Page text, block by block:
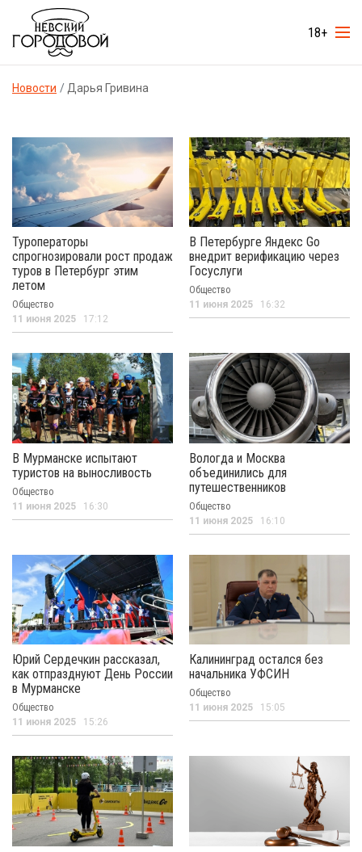
18+
Новости Дарья Гривина
Туроператоры
спрогнозировали рост продаж
туров в Петербург этим
летом
Общество
11 июня 2025 17:12
В Петербурге Яндекс Go
внедрит верификацию через
Госуслуги
Общество
11 июня 2025 16:32
В Мурманске испытают
туристов на выносливость
Общество
11 июня 2025 16:30
Вологда и Москва
объединились для
путешественников
Общество
11 июня 2025 16:10
Юрий Сердечкин рассказал,
как отпразднуют День России
в Мурманске
Общество
11 июня 2025 15:26
Калининград остался без
начальника УФСИН
Общество
11 июня 2025 15:05